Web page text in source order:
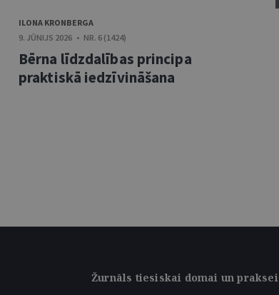
ILONA KRONBERGA
9. JŪNIJS 2026 • NR. 6 (1424)
Bērna līdzdalības principa
praktiskā iedzīvināšana
Žurnāls tiesiskai domai un praksei